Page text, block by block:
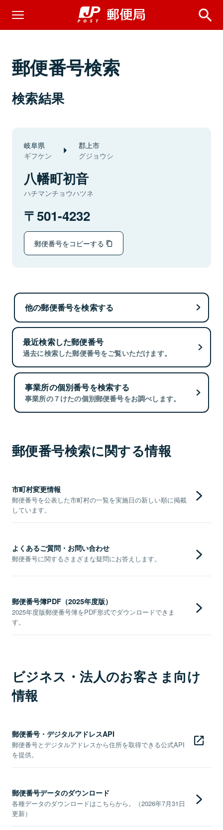
郵便番号検索
検索結果
岐阜県
ギフケン
郡上市
グジョウシ
八幡町初音
ハチマンチョウハツネ
501-4232
郵便番号をコピーする
他の郵便番号を検索する
最近検索した郵便番号
過去に検索した郵便番号をご覧いただけます。
事業所の個別番号を検索する
事業所の７けたの個別郵便番号をお調べします。
郵便番号検索に関する情報
市町村変更情報
郵便番号を公表した市町村の一覧を実施日の新しい順に掲載
しています。
よくあるご質問・お問い合わせ
郵便番号に関するさまざまな疑問にお答えします。
郵便番号簿PDF（2025年度版）
2025年度版郵便番号簿をPDF形式でダウンロードできま
す。
ビジネス・法人のお客さま向け
情報
郵便番号・デジタルアドレスAPI
郵便番号とデジタルアドレスから住所を取得できる公式API
を提供。
郵便番号データのダウンロード
各種データのダウンロードはこちらから。（2026年7月31日
更新）